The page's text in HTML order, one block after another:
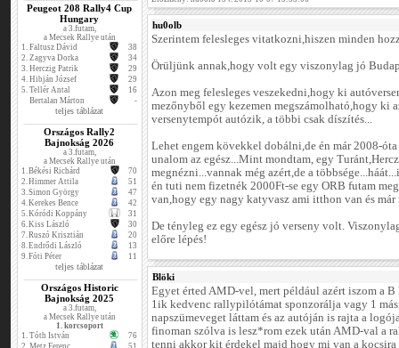
Peugeot 208 Rally4 Cup
Hungary
a 3.futam,
a Mecsek Rallye után
1. Faltusz Dávid
38
2. Zagyva Dorka
34
3. Herczig Patrik
29
4. Hibján József
29
5. Tellér Antal
16
Bertalan Márton
-
teljes táblázat
Országos Rally2
Bajnokság 2026
a 3.futam,
a Mecsek Rallye után
1.Békési Richárd
70
2.Himmer Attila
51
3.Simon György
47
4.Kerekes Bence
42
5.Kóródi Koppány
31
6.Kiss László
30
7.Ruszó Krisztián
20
8.Endrődi László
13
9.Fóti Péter 11
teljes táblázat
Országos Historic
Bajnokság 2025
a 3.futam,
a Mecsek Rallye után
1. korcsoport
1. Tóth István
76
2. Metz Ferenc 51
hu0olb
Szerintem felesleges vitatkozni,hiszen minden
Örüljünk annak,hogy volt egy viszonylag jó
Azon meg felesleges veszekedni,hogy ki
mezőnyből egy kezemen megszámolható,hogy ki
versenytempót autózik, a többi csak díszítés...
Lehet engem kövekkel dobálni,de én már 2008-
unalom az egész...Mint mondtam, egy
megnézni...vannak még azért,de a
én tuti nem fizetnék 2000Ft-se egy ORB futam
van,hogy egy nagy katyvasz ami itthon van és
De tényleg ez egy egész jó verseny volt.
előre lépés!
Blöki
Egyet érted AMD-vel, mert például azért iszom a
1ik kedvenc rallypilótámat sponzorálja vagy 1
napszümeveget láttam és az autóján is rajta a
finoman szólva is lesz*rom ezek után AMD-val a
tenni akkor kit érdekel majd hogy mi van a kocsira